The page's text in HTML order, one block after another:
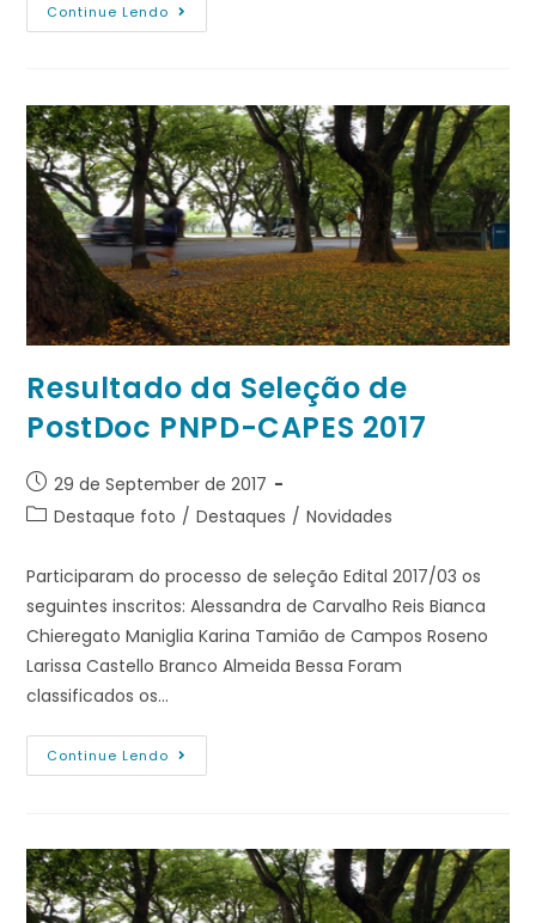
Continue Lendo
Resultado da Seleção de
PostDoc PNPD-CAPES 2017
29 de September de 2017
Destaque foto / Destaques / Novidades
Participaram do processo de seleção Edital 2017/03 os
seguintes inscritos: Alessandra de Carvalho Reis Bianca
Chieregato Maniglia Karina Tamião de Campos Roseno
Larissa Castello Branco Almeida Bessa Foram
classificados os…
Continue Lendo